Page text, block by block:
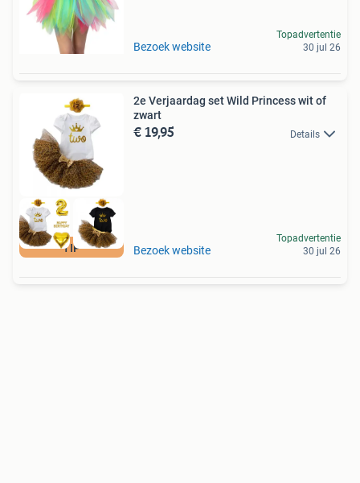
Bezoek website
Topadvertentie
30 jul 26
TIP
2e Verjaardag set Wild Princess wit of
zwart
€ 19,95 Details
Bezoek website
Topadvertentie
30 jul 26